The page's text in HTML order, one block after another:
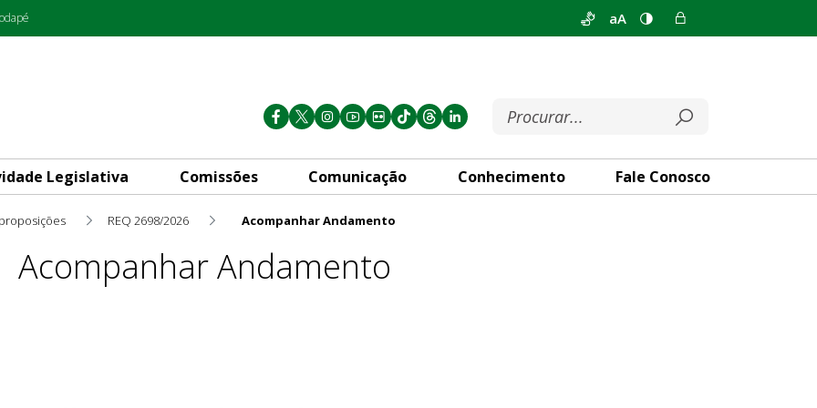
aA
Legislativa Comissões Comunicação Conhecimento Fale Conosco
REQ 2698/2026 Acompanhar Andamento
Acompanhar Andamento